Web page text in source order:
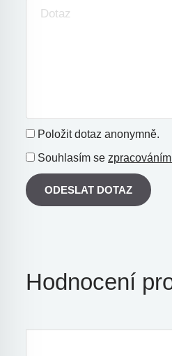
Položit dotaz anonymně.
Souhlasím se
ODESLAT DOTAZ
Hodnocení